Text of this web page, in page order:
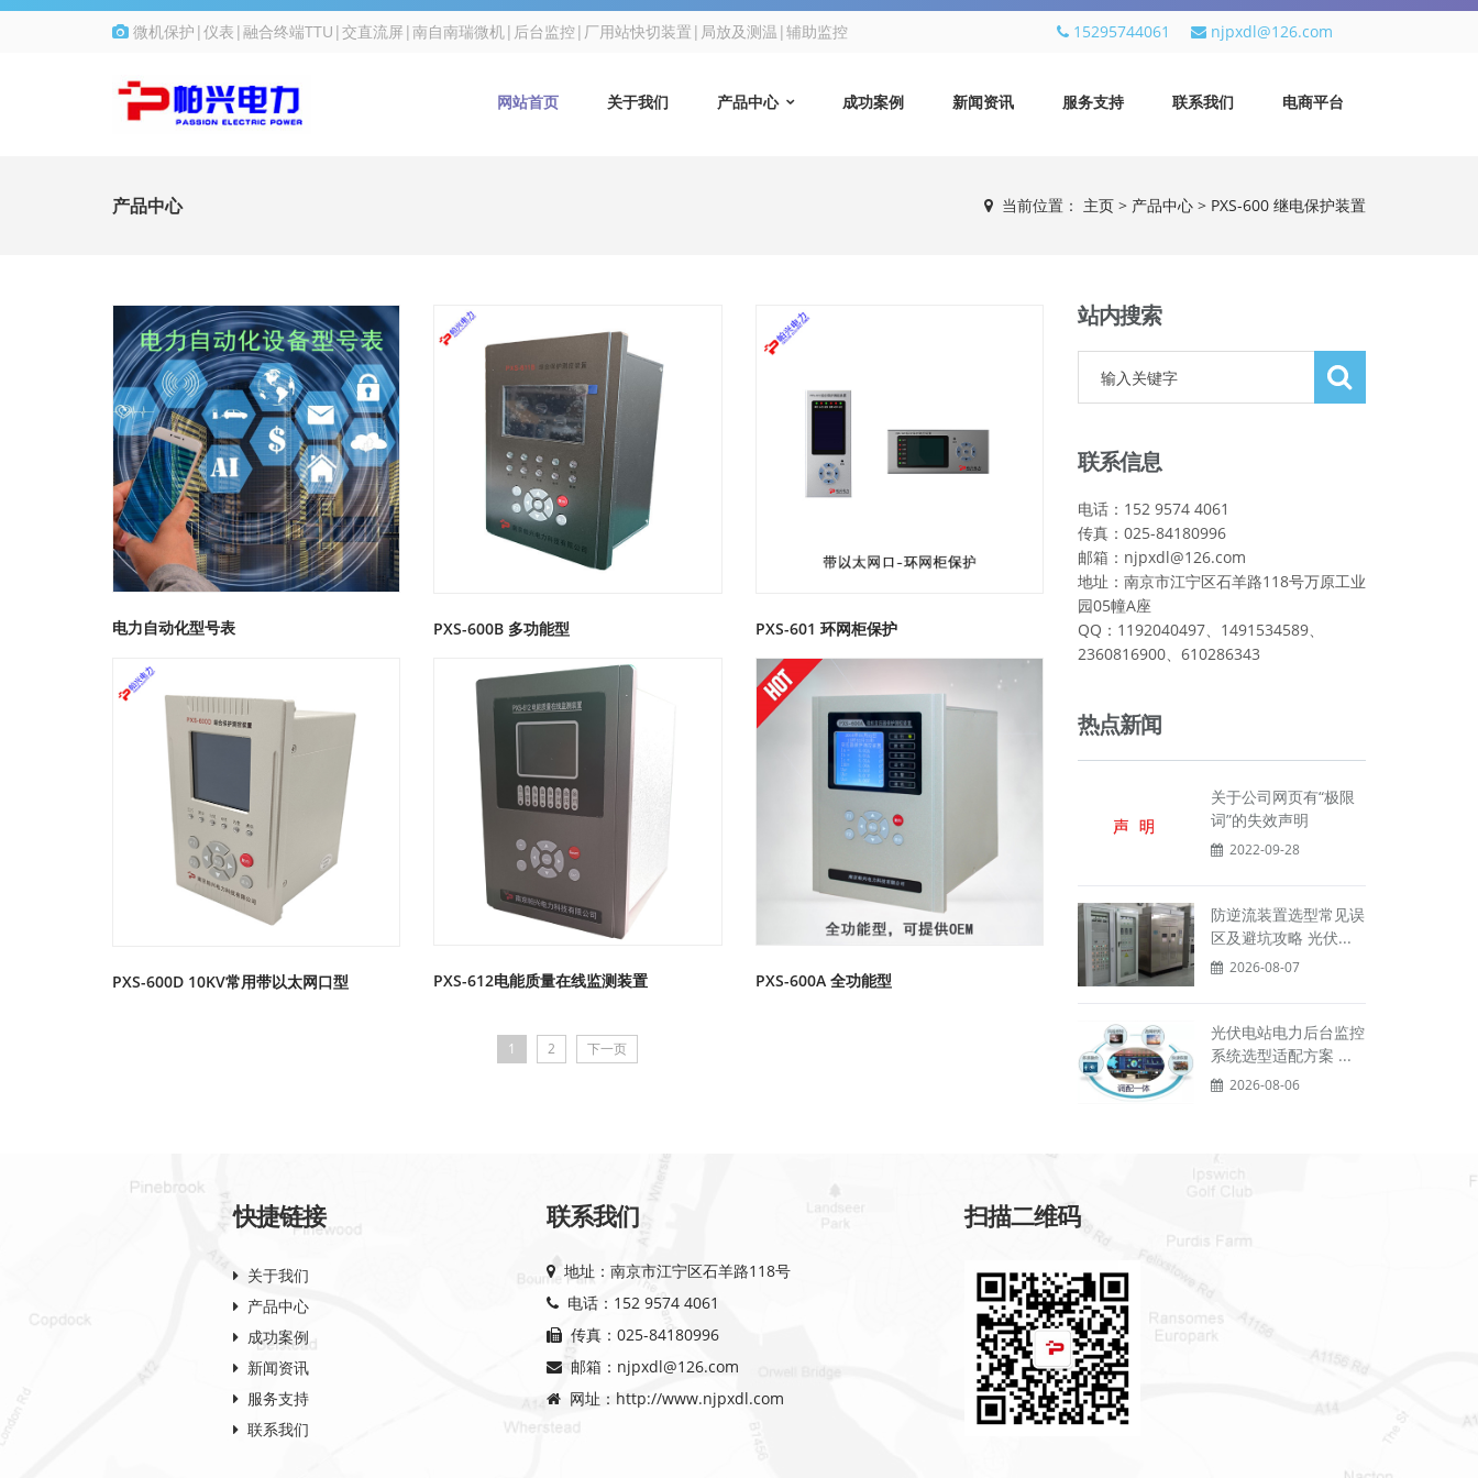
微机保护|仪表|融合终端TTU|交直流屏|南自南瑞微机|后台监控|厂用站快切装置|局放及测温|辅助监控 15295744061 njpxdl@126.com
网站首页 关于我们 产品中心 成功案例 新闻资讯 服务支持 联系我们 电商平台
产品中心 当前位置： 主页 > 产品中心 > PXS-600 继电保护装置
电力自动化型号表 PXS-600B 多功能型 PXS-601 环网柜保护
PXS-600D 10KV常用带以太网口型 PXS-612电能质量在线监测装置 PXS-600A 全功能型
1 2 下一页
站内搜索
联系信息
电话：152 9574 4061
传真：025-84180996
邮箱：njpxdl@126.com
地址：南京市江宁区石羊路118号万原工业
园05幢A座
QQ：1192040497、1491534589、
2360816900、610286343
热点新闻
关于公司网页有“极限
词”的失效声明
2022-09-28
防逆流装置选型常见误
区及避坑攻略 光伏...
2026-08-07
光伏电站电力后台监控
系统选型适配方案 ...
2026-08-06
快捷链接
关于我们
产品中心
成功案例
新闻资讯
服务支持
联系我们
联系我们
地址：南京市江宁区石羊路118号
电话：152 9574 4061
传真：025-84180996
邮箱：njpxdl@126.com
网址：http://www.njpxdl.com
扫描二维码